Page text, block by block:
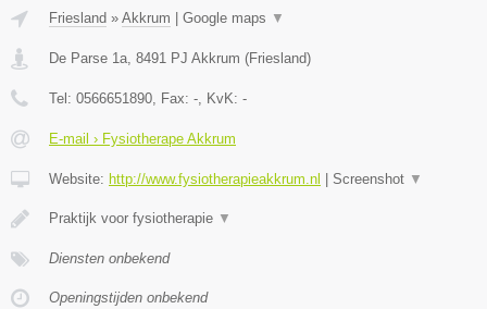
Friesland » Akkrum Google maps ▼
De Parse 1a, 8491 PJ Akkrum (Friesland)
Tel: 0566651890, Fax: -, KvK: -
E-mail › Fysiotherape Akkrum
Website: http://www.fysiotherapieakkrum.nl Screenshot ▼
Praktijk voor fysiotherapie ▼
Diensten onbekend
Openingstijden onbekend